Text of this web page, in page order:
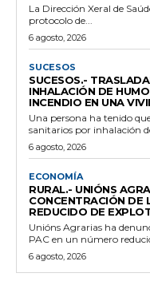
La Dirección Xeral de
protocolo de...
6 agosto, 2026
SUCESOS
SUCESOS.-
INHALACIÓN DE
INCENDIO EN UNA
Una persona ha tenido
sanitarios por inhalación
6 agosto, 2026
ECONOMÍA
RURAL.- UNIÓNS
CONCENTRACIÓN DE
REDUCIDO DE
Unións Agrarias ha
PAC en un número
6 agosto, 2026